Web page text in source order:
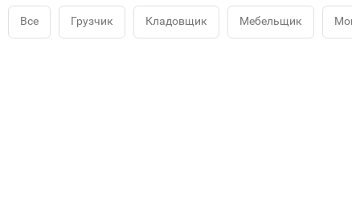
Все Грузчик Кладовщик Мебельщик